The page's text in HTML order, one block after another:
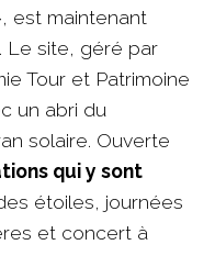
est maintenant
Le site, géré par
Tour et Patrimoine
un abri du
solaire. Ouverte
qui y sont
étoiles, journées
et concert à